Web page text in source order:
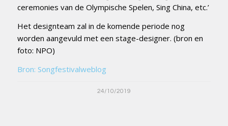
ceremonies van de Olympische Spelen, Sing China, etc.’
Het designteam zal in de komende periode nog
worden aangevuld met een stage-designer. (bron en
foto: NPO)
Bron: Songfestivalweblog
24/10/2019